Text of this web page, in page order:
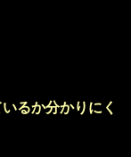
るか分かりにく